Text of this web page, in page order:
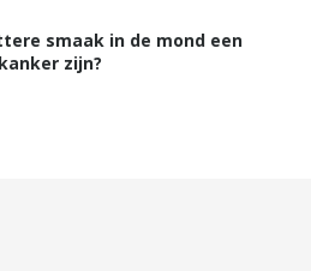
smaak in de mond een
zijn?